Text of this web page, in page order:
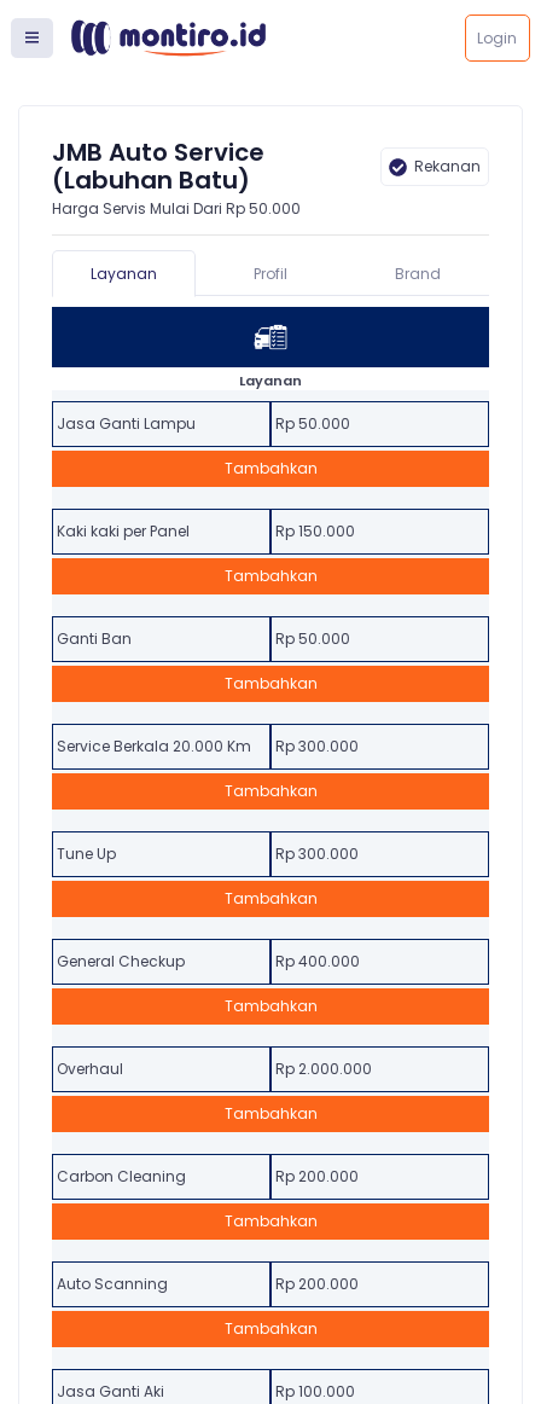
Login
JMB Auto Service
(Labuhan Batu)
Rekanan
Harga Servis Mulai Dari Rp 50.000
Layanan Profil Brand
Layanan
Jasa Ganti Lampu Rp 50.000
Tambahkan
Kaki kaki per Panel Rp 150.000
Tambahkan
Ganti Ban Rp 50.000
Tambahkan
Service Berkala 20.000 Km Rp 300.000
Tambahkan
Tune Up Rp 300.000
Tambahkan
General Checkup Rp 400.000
Tambahkan
Overhaul Rp 2.000.000
Tambahkan
Carbon Cleaning Rp 200.000
Tambahkan
Auto Scanning Rp 200.000
Tambahkan
Jasa Ganti Aki Rp 100.000